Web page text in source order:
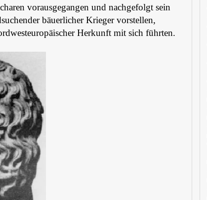
vorausgegangen und nachgefolgt sein
bäuerlicher Krieger vorstellen,
Herkunft mit sich führten.